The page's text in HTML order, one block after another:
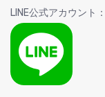
LINE公式アカウント：